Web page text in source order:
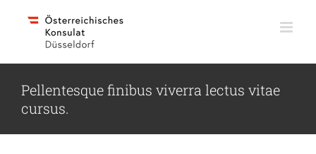
Pellentesque finibus viverra lectus vitae
cursus.